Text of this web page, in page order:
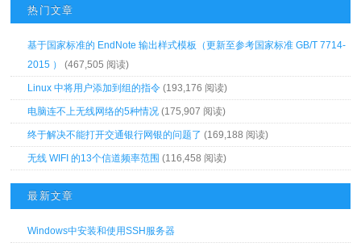
热门文章
基于国家标准的 EndNote 输出样式模板（更新至参考国家标准 GB/T 7714-
2015 ）
(467,505 阅读)
Linux 中将用户添加到组的指令 (193,176 阅读)
电脑连不上无线网络的5种情况 (175,907 阅读)
终于解决不能打开交通银行网银的问题了 (169,188 阅读)
无线 WIFI 的13个信道频率范围 (116,458 阅读)
最新文章
Windows中安装和使用SSH服务器